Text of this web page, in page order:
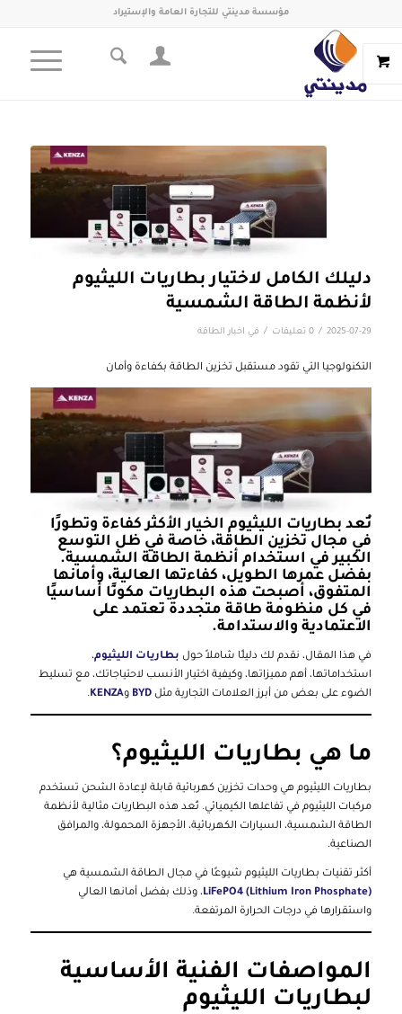
مؤسسة مدينتي للتجارة العامة والإستيراد
دليلك الكامل لاختيار بطاريات الليثيوم
لأنظمة الطاقة الشمسية
2025-07-29
/ 0 تعليقات / في اخبار الطاقة
التكنولوجيا التي تقود مستقبل تخزين الطاقة بكفاءة وأمان
تُعد بطاريات الليثيومالخيار الأكثر كفاءة وتطورًا
في مجال تخزين الطاقة، خاصة في ظل التوسع
الكبير في استخدام أنظمة الطاقة الشمسية.
بفضل عمرها الطويل، كفاءتها العالية، وأمانها
المتفوق، أصبحت هذه البطاريات مكونًا أساسيًا
في كل منظومة طاقة متجددة تعتمد على
الاعتمادية والاستدامة.
في هذا المقال، نقدم لك دليلًا شاملاً حول بطاريات الليثيوم،
استخداماتها، أهم مميزاتها، وكيفية اختيار الأنسب لاحتياجاتك، مع تسليط
الضوء على بعض من أبرز العلامات التجارية مثل BYD وKENZA
.
ما هي بطاريات الليثيوم؟
بطاريات الليثيوم هي وحدات تخزين كهربائية قابلة لإعادة الشحن تستخدم
مركبات الليثيوم في تفاعلها الكيميائي. تُعد هذه البطاريات مثالية لأنظمة
الطاقة الشمسية، السيارات الكهربائية، الأجهزة المحمولة، والمرافق
الصناعية.
أكثر تقنيات بطاريات الليثيوم شيوعًا في مجال الطاقة الشمسية هي
LiFePO4 (Lithium Iron Phosphate)، وذلك بفضل أمانها العالي
واستقرارها في درجات الحرارة المرتفعة.
المواصفات الفنية الأساسية
لبطاريات الليثيوم